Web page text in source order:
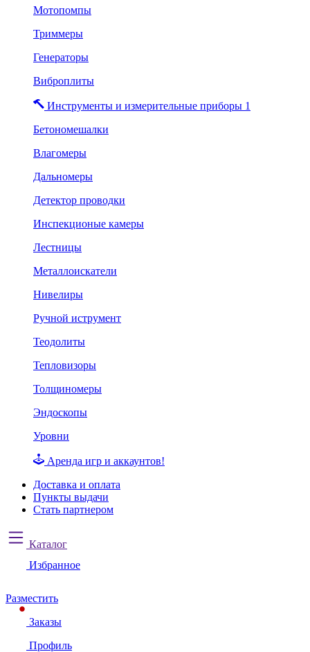
Мотопомпы
Триммеры
Генераторы
Виброплиты
Инструменты и измерительные приборы 1
Бетономешалки
Влагомеры
Дальномеры
Детектор проводки
Инспекционые камеры
Лестницы
Металлоискатели
Нивелиры
Ручной иструмент
Теодолиты
Тепловизоры
Толщиномеры
Эндоскопы
Уровни
Аренда игр и аккаунтов!
Доставка и оплата
Пункты выдачи
Стать партнером
Каталог
Избранное
Разместить
Заказы
Профиль